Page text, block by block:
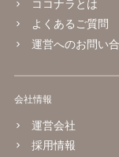
ココナラとは
よくあるご質問
運営へのお問い
会社情報
運営会社
採用情報